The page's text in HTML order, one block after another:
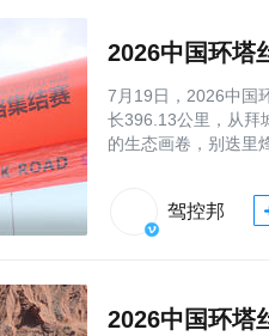
2026中国环塔
7月19日，2026中国
长396.13公里，从拜
的生态画卷，别迭里
驾控邦
2026中国环塔